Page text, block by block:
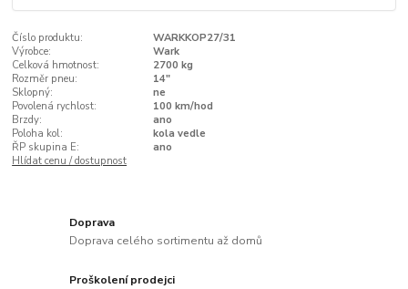
Číslo produktu:
WARKKOP27/31
Výrobce:
Wark
Celková hmotnost:
2700 kg
Rozměr pneu:
14"
Sklopný:
ne
Povolená rychlost:
100 km/hod
Brzdy:
ano
Poloha kol:
kola vedle
ŘP skupina E:
ano
Hlídat cenu / dostupnost
Doprava
Doprava celého sortimentu až domů
Proškolení prodejci